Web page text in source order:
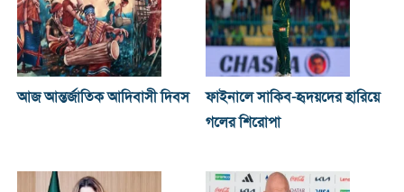
আজ আন্তর্জাতিক আদিবাসী দিবস
ফাইনালে সাকিব-হৃদয়দের হারিয়ে
গলের শিরোপা